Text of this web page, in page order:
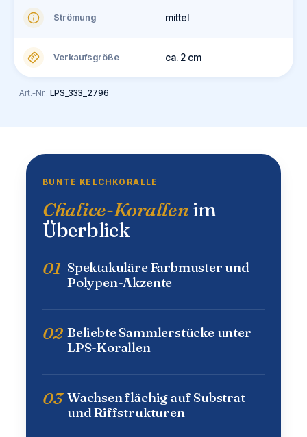
Strömung mittel
Verkaufsgröße ca. 2 cm
Art.-Nr.: LPS_333_2796
BUNTE KELCHKORALLE
Chalice-Korallen im
Überblick
01 Spektakuläre Farbmuster und
Polypen-Akzente
02 Beliebte Sammlerstücke unter
LPS-Korallen
03 Wachsen flächig auf Substrat
und Riffstrukturen